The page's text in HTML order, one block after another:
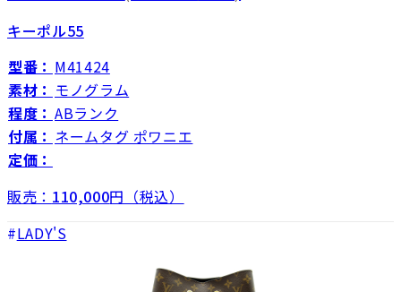
キーポル55
型番： M41424
素材： モノグラム
程度： ABランク
付属： ネームタグ ポワニエ
定価：
販売： 110,000円（税込）
LADY'S